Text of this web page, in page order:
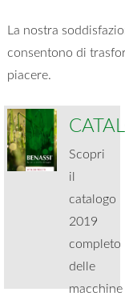
La nostra
consentono di
piacere.
Scopri
il
catalogo
2019
completo
delle
macchine